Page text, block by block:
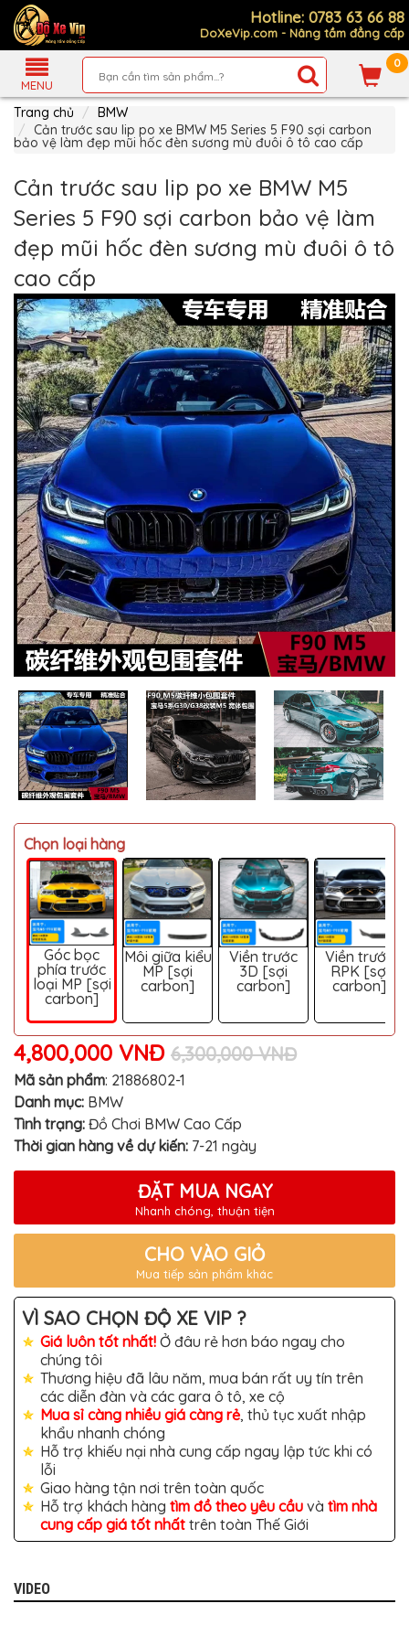
Hotline: 0783 63 66 88
DoXeVip.com - Nâng tầm đẳng cấp
MENU
0
Giới
Thiệu
Sản
Phẩm
Dẫn
Mua
Sách
Thanh
Toán
Tin
Xe
Mới
Liên
hệ
MUA
NHIỀU
NHẤT
KIA
TOYOTA
HONDA
MAZDA
SUBARU
CHEVROLET
NISSAN
VOLKSWAGEN
MERCEDES
HYUNDAI
FORD
MITSUBISHI
BMW
VOLVO
SUZUKI
PORSCHE
LEXUS
MG
AUDI
MINI
COOPER
PEUGEOT
VINFAST
TÔ
XE
HƠI
MỚI
NHẤT
ĐỒ
CHƠI
XE
HƠI
CAO
CẤP
ĐỒ
CHƠI
XE
MÁY
DÁN
TÔ
Trang chủ
BMW
Cản trước sau lip po xe BMW M5 Series 5 F90 sợi carbon
bảo vệ làm đẹp mũi hốc đèn sương mù đuôi ô tô cao cấp
Cản trước sau lip po xe BMW M5
Series 5 F90 sợi carbon bảo vệ làm
đẹp mũi hốc đèn sương mù đuôi ô tô
cao cấp
Chọn loại hàng
Góc bọc
phía trước
loại MP [sợi
carbon]
Môi giữa kiểu
MP [sợi
carbon]
Viền trước
3D [sợi
carbon]
Viền trước
RPK [sợi
carbon]
4,800,000 VNĐ 6,300,000 VNĐ
Mã sản phẩm: 21886802-1
Danh mục: BMW
Tình trạng: Đồ Chơi BMW Cao Cấp
Thời gian hàng về dự kiến: 7-21 ngày
ĐẶT MUA NGAY
Nhanh chóng, thuận tiện
CHO VÀO GIỎ
Mua tiếp sản phẩm khác
VÌ SAO CHỌN ĐỘ XE VIP ?
Giá luôn tốt nhất! Ở đâu rẻ hơn báo ngay cho
chúng tôi
Thương hiệu đã lâu năm, mua bán rất uy tín trên
các diễn đàn và các gara ô tô, xe cộ
Mua sỉ càng nhiều giá càng rẻ, thủ tục xuất nhập
khẩu nhanh chóng
Hỗ trợ khiếu nại nhà cung cấp ngay lập tức khi có
lỗi
Giao hàng tận nơi trên toàn quốc
Hỗ trợ khách hàng tìm đồ theo yêu cầu và tìm nhà
cung cấp giá tốt nhất trên toàn Thế Giới
VIDEO